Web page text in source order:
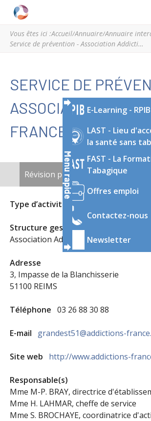
Est
Addictions
régional
de
en
addictologie
du
Est
Menu rapide
E-Learning - RPIB
LAST - Lieu
la santé sans
FAST - La
Tabagique
Offres emploi
Contactez-nous
Newsletter
Vous êtes ici :Accueil/Annuaire/Annuaire
Service de prévention - Association Addictions France
SERVICE DE
ASSOCIATION
FRANCE
ONGLETS
PRINCIPAUX
Révision publiée (onglet actif)
Nouveau
Type d’activité Structure de
Structure gestionnaire
Association Addictions France
Adresse
3, Impasse de la Blanchisserie
51100 REIMS
Téléphone 03 26 88 30 88
E-mail grandest51@addictions-
Site web http://www.addictions-
Responsable(s)
Mme M-P. BRAY, directrice
Mme H. LAHMAR, cheffe de service
Mme S. BROCHAYE, coordinatrice